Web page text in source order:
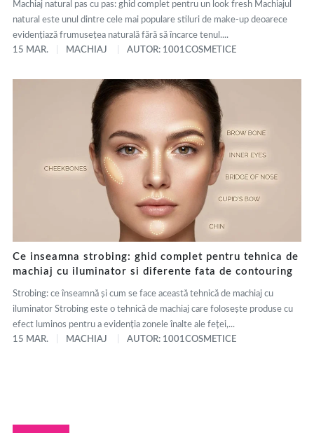
Machiaj natural pas cu pas: ghid complet pentru un look fresh Machiajul
natural este unul dintre cele mai populare stiluri de make-up deoarece
evidențiază frumusețea naturală fără să încarce tenul....
15 MAR.
MACHIAJ AUTOR: 1001COSMETICE
Ce inseamna strobing: ghid complet pentru tehnica de
machiaj cu iluminator si diferente fata de contouring
Strobing: ce înseamnă și cum se face această tehnică de machiaj cu
iluminator Strobing este o tehnică de machiaj care folosește produse cu
efect luminos pentru a evidenția zonele înalte ale feței,...
15 MAR.
MACHIAJ AUTOR: 1001COSMETICE